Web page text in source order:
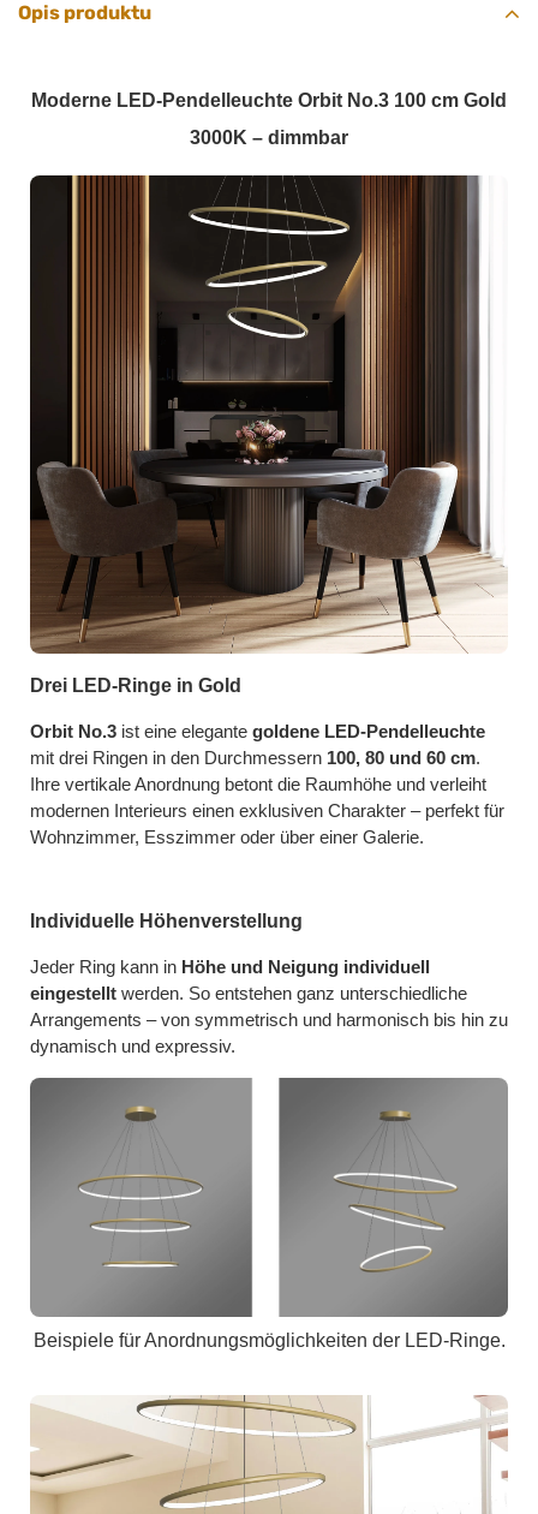
Opis produktu
Moderne LED-Pendelleuchte Orbit No.3 100 cm Gold
3000K – dimmbar
Drei LED-Ringe in Gold
Orbit No.3 ist eine elegante goldene LED-Pendelleuchte
mit drei Ringen in den Durchmessern 100, 80 und 60 cm.
Ihre vertikale Anordnung betont die Raumhöhe und verleiht
modernen Interieurs einen exklusiven Charakter – perfekt für
Wohnzimmer, Esszimmer oder über einer Galerie.
Individuelle Höhenverstellung
Jeder Ring kann in Höhe und Neigung individuell
eingestellt werden. So entstehen ganz unterschiedliche
Arrangements – von symmetrisch und harmonisch bis hin zu
dynamisch und expressiv.
Beispiele für Anordnungsmöglichkeiten der LED-Ringe.